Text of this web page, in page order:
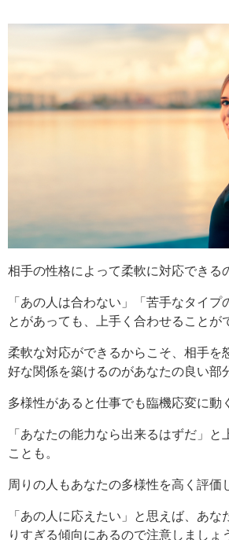
相手の性格によって柔軟に対応できる
「あの人は合わない」「苦手なタイプ
とがあっても、上手く合わせることが
柔軟な対応ができるからこそ、相手を
好な関係を築けるのがあなたの良い部
多様性があると仕事でも臨機応変に動
「あなたの能力なら出来るはずだ」と
ことも。
周りの人もあなたの多様性を高く評価
「あの人に応えたい」と思えば、あな
りすぎる傾向にあるので注意しましょ